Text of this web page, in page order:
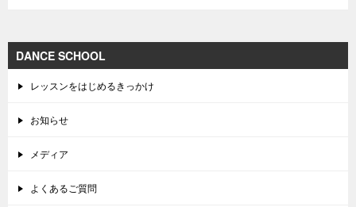
DANCE SCHOOL
レッスンをはじめるきっかけ
お知らせ
メディア
よくあるご質問